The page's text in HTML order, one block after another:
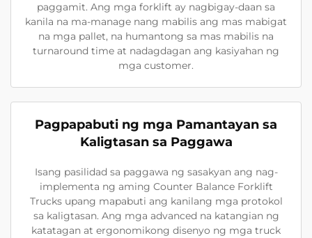
paggamit. Ang mga forklift ay nagbigay-daan sa
kanila na ma-manage nang mabilis ang mas mabigat
na mga pallet, na humantong sa mas mabilis na
turnaround time at nadagdagan ang kasiyahan ng
mga customer.
Pagpapabuti ng mga Pamantayan sa
Kaligtasan sa Paggawa
Isang pasilidad sa paggawa ng sasakyan ang nag-
implementa ng aming Counter Balance Forklift
Trucks upang mapabuti ang kanilang mga protokol
sa kaligtasan. Ang mga advanced na katangian ng
katatagan at ergonomikong disenyo ng mga truck